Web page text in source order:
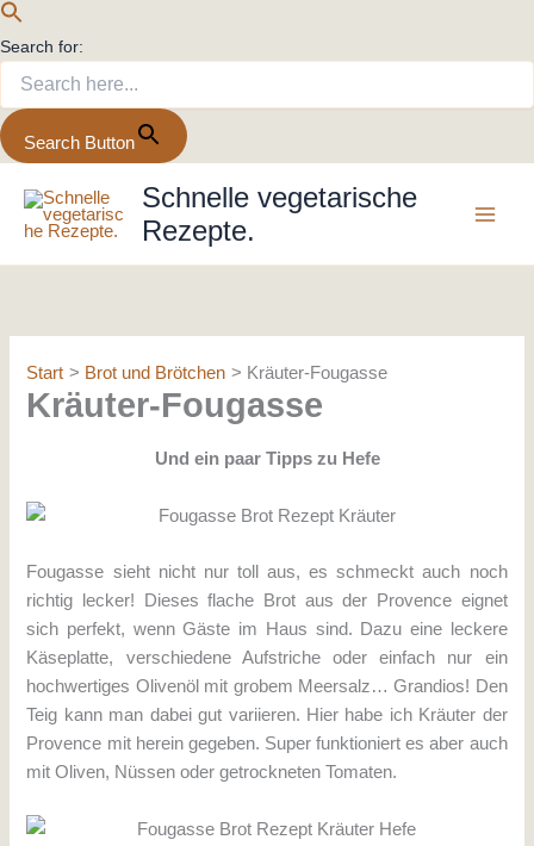
Search for:
Search Button
Inhalt
springen
Schnelle vegetarische
Rezepte.
Start Brot und Brötchen Kräuter-Fougasse
Kräuter-Fougasse
Und ein paar Tipps zu Hefe
Fougasse sieht nicht nur toll aus, es schmeckt auch noch
richtig lecker! Dieses flache Brot aus der Provence eignet
sich perfekt, wenn Gäste im Haus sind. Dazu eine leckere
Käseplatte, verschiedene Aufstriche oder einfach nur ein
hochwertiges Olivenöl mit grobem Meersalz… Grandios! Den
Teig kann man dabei gut variieren. Hier habe ich Kräuter der
Provence mit herein gegeben. Super funktioniert es aber auch
mit Oliven, Nüssen oder getrockneten Tomaten.